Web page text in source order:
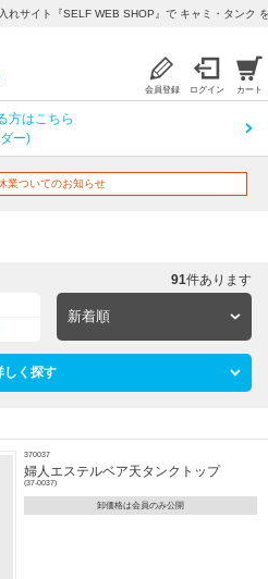
れサイト『SELF WEB SHOP』で キャミ・タンク
会員登録 ログイン カート
方はこちら
ー)
業ついてのお知らせ
しく探す
91件あります
370037
婦人エステルベア天タンクトップ
(37-0037)
卸価格は会員のみ公開